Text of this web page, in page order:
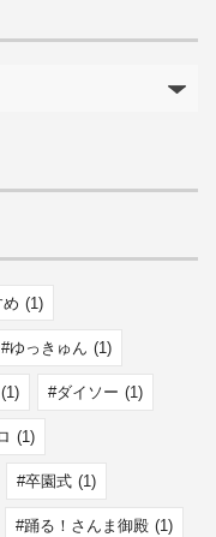
(1)
ゆっきゅん (1)
(1) ダイソー (1)
(1)
卒園式 (1)
踊る！さんま御殿 (1)